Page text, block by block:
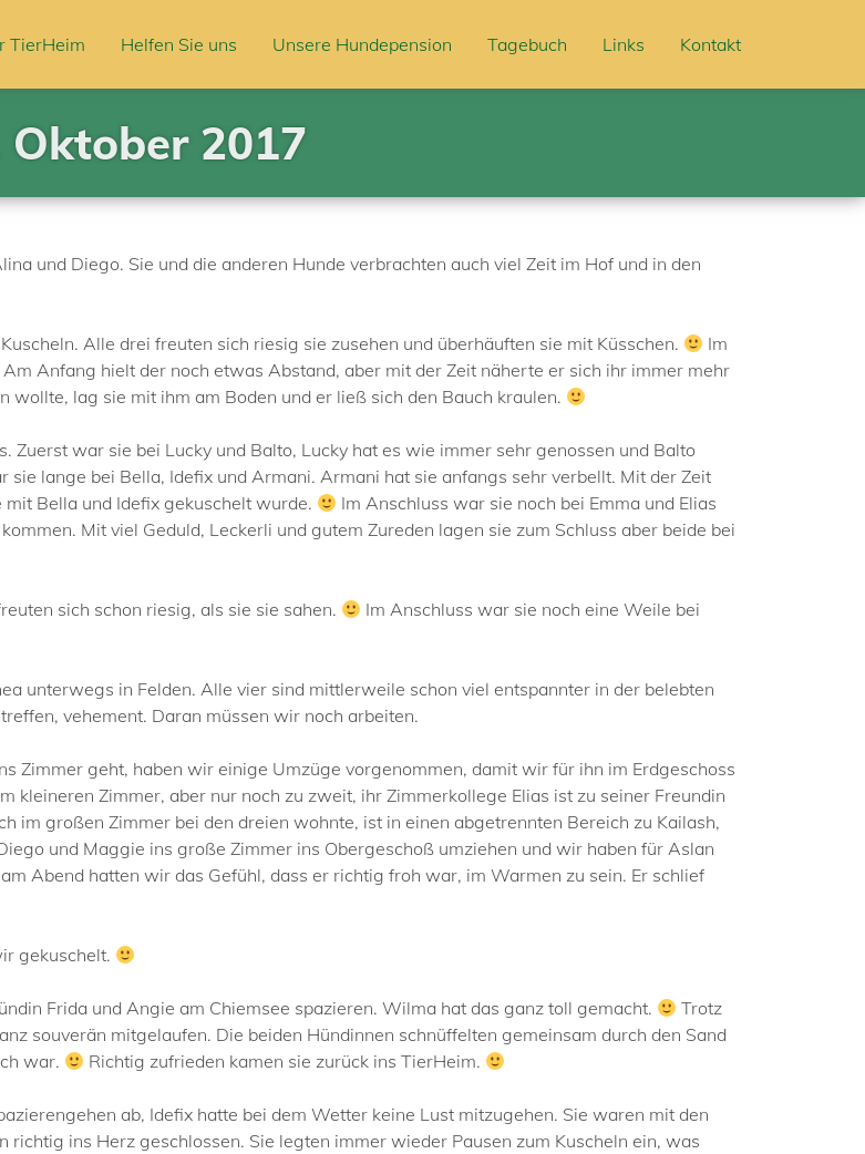
TierHeim Helfen Sie uns Unsere Hundepension Tagebuch Links Kontakt
Oktober 2017
und Diego. Sie und die anderen Hunde verbrachten auch viel Zeit im Hof und in den
Alle drei freuten sich riesig sie zusehen und überhäuften sie mit Küsschen.
Im
Anfang hielt der noch etwas Abstand, aber mit der Zeit näherte er sich ihr immer mehr
wollte, lag sie mit ihm am Boden und er ließ sich den Bauch kraulen.
war sie bei Lucky und Balto, Lucky hat es wie immer sehr genossen und Balto
sie lange bei Bella, Idefix und Armani. Armani hat sie anfangs sehr verbellt. Mit der Zeit
Bella und Idefix gekuschelt wurde.
Im Anschluss war sie noch bei Emma und Elias
Mit viel Geduld, Leckerli und gutem Zureden lagen sie zum Schluss aber beide bei
sich schon riesig, als sie sie sahen.
Im Anschluss war sie noch eine Weile bei
unterwegs in Felden. Alle vier sind mittlerweile schon viel entspannter in der belebten
vehement. Daran müssen wir noch arbeiten.
Zimmer geht, haben wir einige Umzüge vorgenommen, damit wir für ihn im Erdgeschoss
kleineren Zimmer, aber nur noch zu zweit, ihr Zimmerkollege Elias ist zu seiner Freundin
im großen Zimmer bei den dreien wohnte, ist in einen abgetrennten Bereich zu Kailash,
und Maggie ins große Zimmer ins Obergeschoß umziehen und wir haben für Aslan
Abend hatten wir das Gefühl, dass er richtig froh war, im Warmen zu sein. Er schlief
gekuschelt.
Frida und Angie am Chiemsee spazieren. Wilma hat das ganz toll gemacht.
Trotz
souverän mitgelaufen. Die beiden Hündinnen schnüffelten gemeinsam durch den Sand
war.
Richtig zufrieden kamen sie zurück ins TierHeim.
ab, Idefix hatte bei dem Wetter keine Lust mitzugehen. Sie waren mit den
ins Herz geschlossen. Sie legten immer wieder Pausen zum Kuscheln ein, was